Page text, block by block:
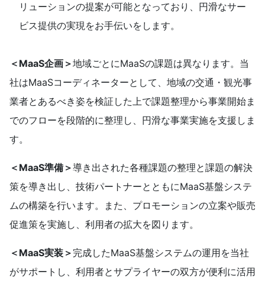
リューションの提案が可能となっており、円滑なサー
ビス提供の実現をお手伝いをします。
＜MaaS企画＞地域ごとにMaaSの課題は異なります。当
社はMaaSコーディネーターとして、地域の交通・観光事
業者とあるべき姿を検証した上で課題整理から事業開始ま
でのフローを段階的に整理し、円滑な事業実施を支援しま
す。
＜MaaS準備＞導き出された各種課題の整理と課題の解決
策を導き出し、技術パートナーとともにMaaS基盤システ
ムの構築を行います。また、プロモーションの立案や販売
促進策を実施し、利用者の拡大を図ります。
＜MaaS実装＞ 完成したMaaS基盤システムの運用を当社
がサポートし、利用者とサプライヤーの双方が便利に活用